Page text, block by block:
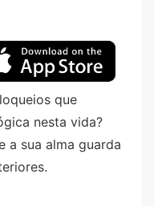
que
nesta vida?
a sua alma guarda